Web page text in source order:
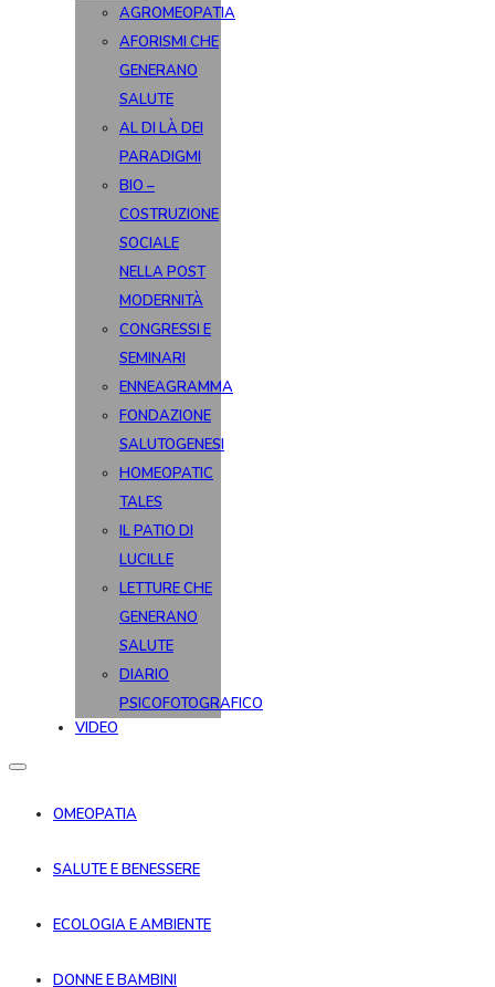
AGROMEOPATIA
AFORISMI CHE
GENERANO
SALUTE
AL DI LÀ DEI
PARADIGMI
BIO –
COSTRUZIONE
SOCIALE
NELLA POST
MODERNITÀ
CONGRESSI E
SEMINARI
ENNEAGRAMMA
FONDAZIONE
SALUTOGENESI
HOMEOPATIC
TALES
IL PATIO DI
LUCILLE
LETTURE CHE
GENERANO
SALUTE
DIARIO
PSICOFOTOGRAFICO
VIDEO
OMEOPATIA
SALUTE E BENESSERE
ECOLOGIA E AMBIENTE
DONNE E BAMBINI